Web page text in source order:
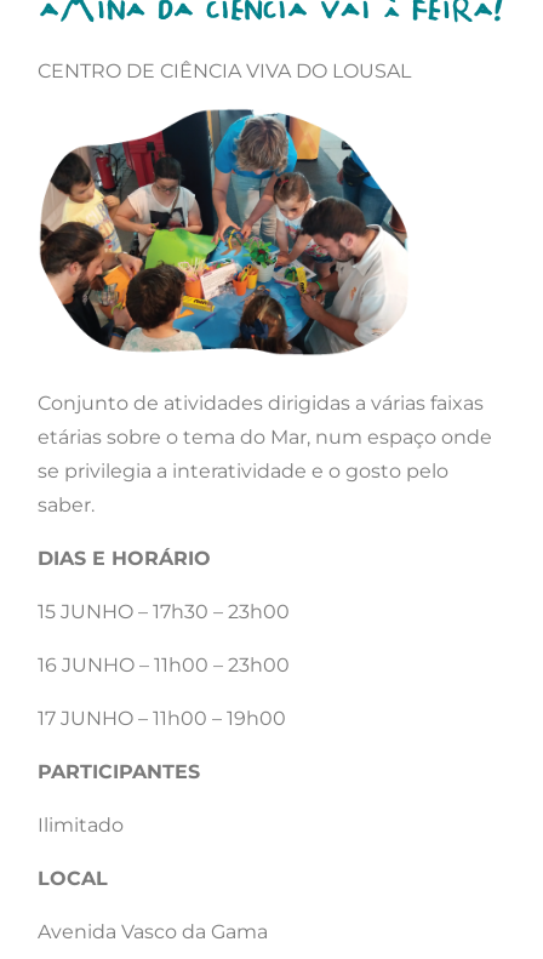
CENTRO DE CIÊNCIA VIVA DO LOUSAL
Conjunto de atividades dirigidas a várias faixas
etárias sobre o tema do Mar, num espaço onde
se privilegia a interatividade e o gosto pelo
saber.
DIAS E HORÁRIO
15 JUNHO – 17h30 – 23h00
16 JUNHO – 11h00 – 23h00
17 JUNHO – 11h00 – 19h00
PARTICIPANTES
Ilimitado​
LOCAL
Avenida Vasco da Gama